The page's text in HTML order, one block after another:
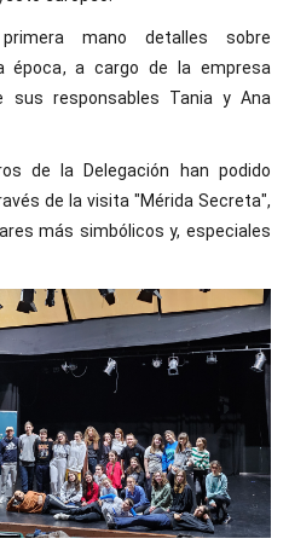
mano detalles sobre
época, a cargo de la empresa
sus responsables Tania y Ana
de la Delegación han podido
de la visita "Mérida Secreta",
más simbólicos y, especiales